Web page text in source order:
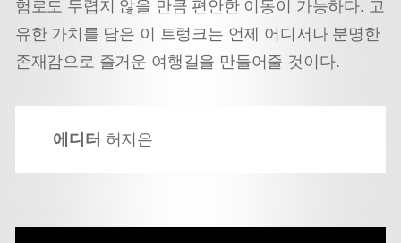
험로도 두렵지 않을 만큼 편안한 이동이 가능하다. 고
유한 가치를 담은 이 트렁크는 언제 어디서나 분명한
존재감으로 즐거운 여행길을 만들어줄 것이다.
에디터 허지은